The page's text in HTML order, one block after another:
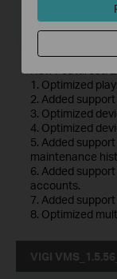
Operační
1. Optimized
2. Added
3. Optimized
4. Optimized
5. Added
maintenance
6. Added
accounts.
7. Added
8. Optimized
VIGI